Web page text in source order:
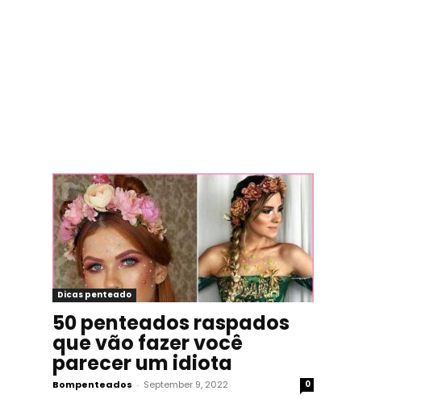
Dicas penteado
50 penteados raspados
que vão fazer você
parecer um idiota
Bompenteados - September 9, 2022 0